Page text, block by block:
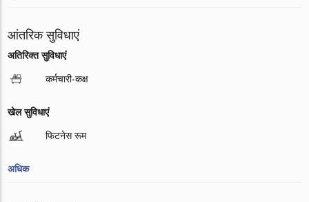
आंतरिक सुविधाएं
अतिरिक्त सुविधाएं
कर्मचारी-कक्ष
खेल सुविधाएं
फिटनेस रूम
अधिक